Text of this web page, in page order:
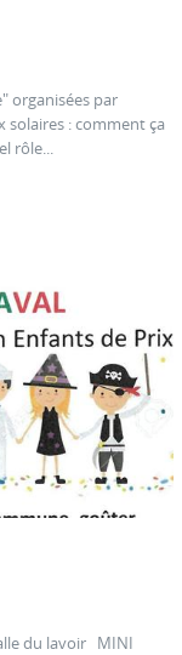
organisées par
solaires : comment ça
rôle...
du lavoir MINI